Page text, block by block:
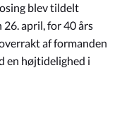
blev tildelt
april, for 40 års
af formanden
en højtidelighed i